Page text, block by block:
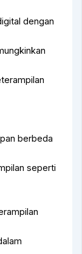
dengan
berbeda
seperti